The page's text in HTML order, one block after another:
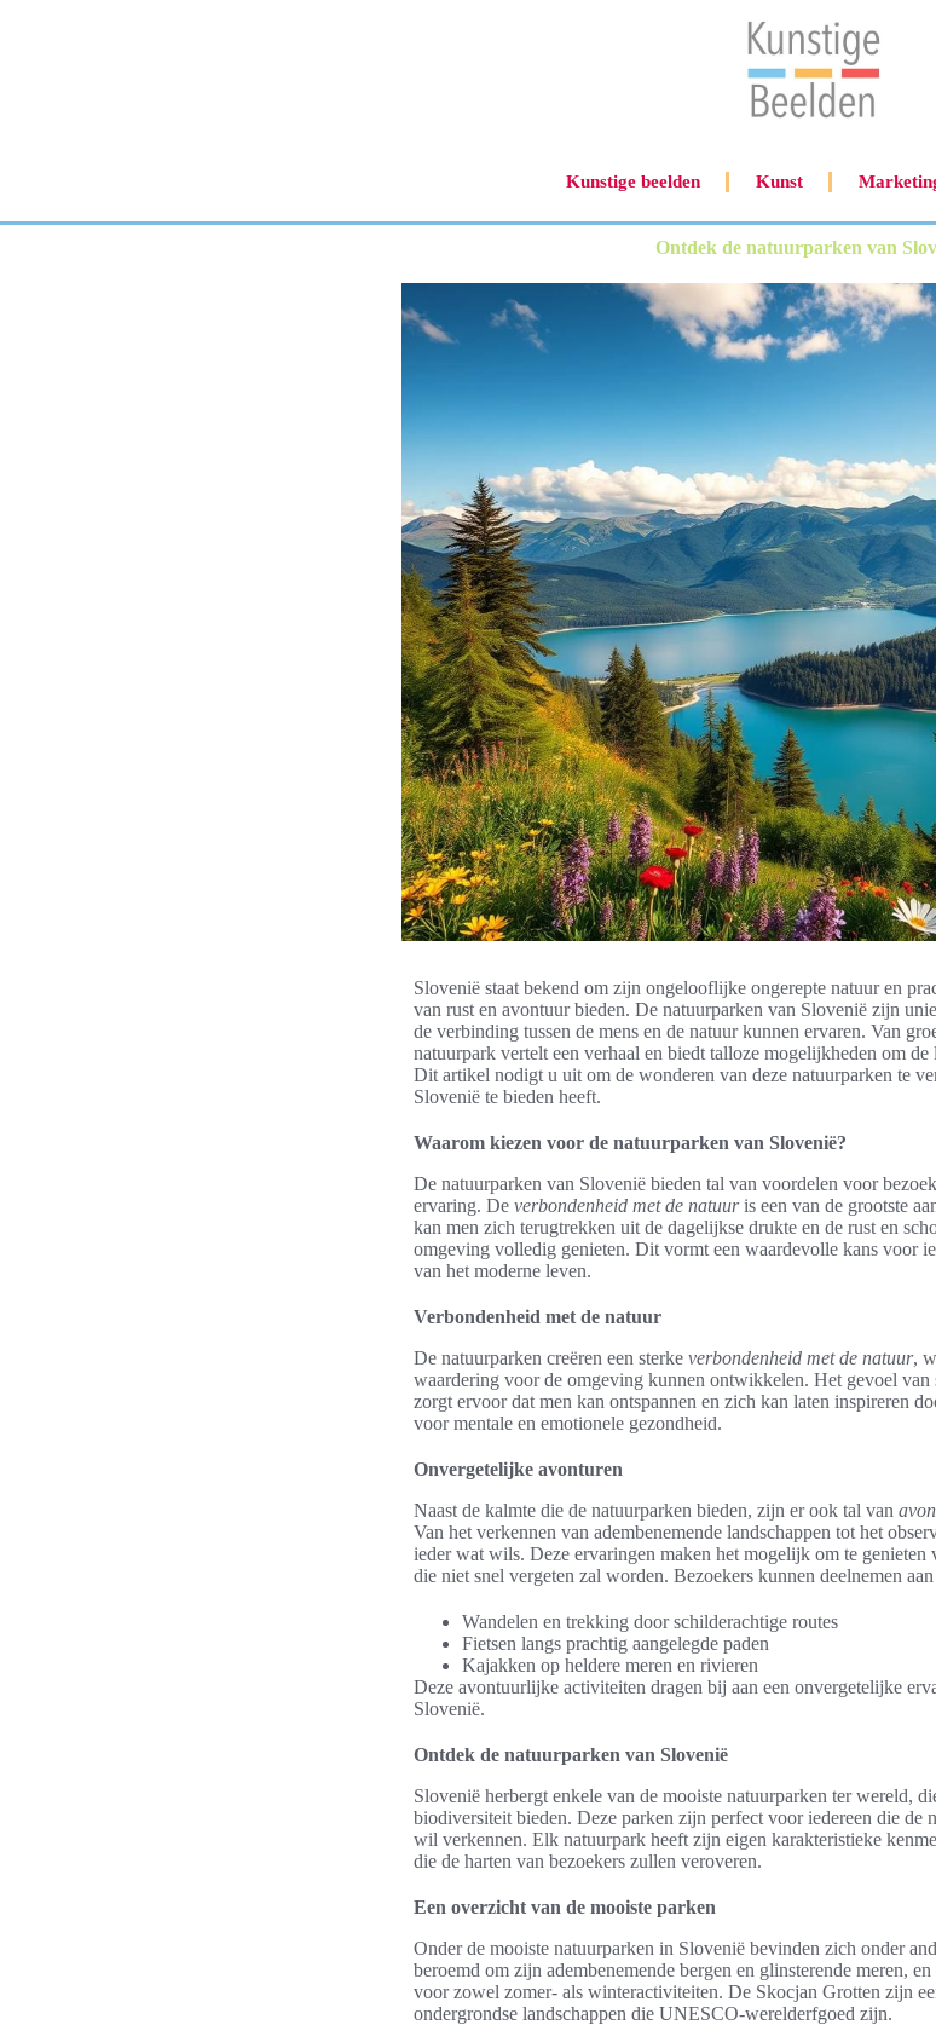
Kunstige beelden Kunst
Ontdek de natuurparken van
Slovenië staat bekend om zijn ongelooflijke ongerepte natuur en
van rust en avontuur bieden. De natuurparken van Slovenië zijn
de verbinding tussen de mens en de natuur kunnen ervaren. Van
natuurpark vertelt een verhaal en biedt talloze mogelijkheden om
Dit artikel nodigt u uit om de wonderen van deze natuurparken te
Slovenië te bieden heeft.
Waarom kiezen voor de natuurparken van Slovenië?
De natuurparken van Slovenië bieden tal van voordelen voor
ervaring. De verbondenheid met de natuuris een van de grootste
kan men zich terugtrekken uit de dagelijkse drukte en de rust en
omgeving volledig genieten. Dit vormt een waardevolle kans voor
van het moderne leven.
Verbondenheid met de natuur
De natuurparken creëren een sterke verbondenheid met de natuur,
waardering voor de omgeving kunnen ontwikkelen. Het gevoel van
zorgt ervoor dat men kan ontspannen en zich kan laten inspireren
voor mentale en emotionele gezondheid.
Onvergetelijke avonturen
Naast de kalmte die de natuurparken bieden, zijn er ook tal van
Van het verkennen van adembenemende landschappen tot het
ieder wat wils. Deze ervaringen maken het mogelijk om te genieten
die niet snel vergeten zal worden. Bezoekers kunnen deelnemen
Wandelen en trekking door schilderachtige routes
Fietsen langs prachtig aangelegde paden
Kajakken op heldere meren en rivieren
Deze avontuurlijke activiteiten dragen bij aan een onvergetelijke
Slovenië.
Ontdek de natuurparken van Slovenië
Slovenië herbergt enkele van de mooiste natuurparken ter wereld,
biodiversiteit bieden. Deze parken zijn perfect voor iedereen die de
wil verkennen. Elk natuurpark heeft zijn eigen karakteristieke
die de harten van bezoekers zullen veroveren.
Een overzicht van de mooiste parken
Onder de mooiste natuurparken in Slovenië bevinden zich onder
beroemd om zijn adembenemende bergen en glinsterende meren,
voor zowel zomer- als winteractiviteiten. De Skocjan Grotten zijn
ondergrondse landschappen die UNESCO-werelderfgoed zijn.